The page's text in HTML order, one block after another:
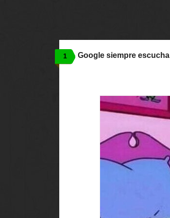
1 Google siempre escucha